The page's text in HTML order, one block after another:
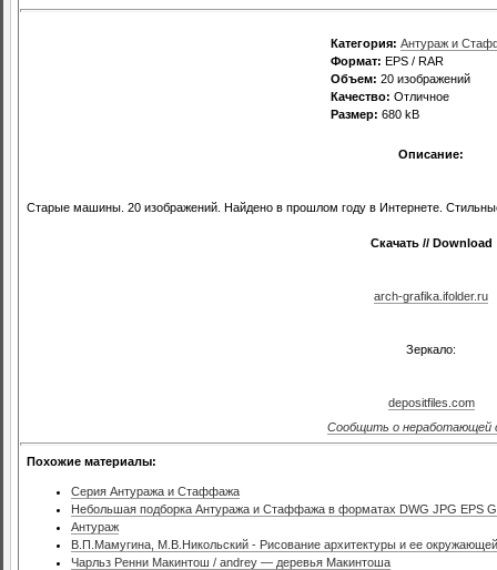
Категория: Антураж и
Формат: EPS / RAR
Объем: 20 изображений
Качество: Отличное
Размер: 680 kB
Описание:
Cтарые машины. 20 изображений. Найдено в прошлом году в Интернете.
Скачать // Download
arch-grafika.ifolder.ru
Зеркало:
depositfiles.com
Сообщить о неработающей
Похожие материалы:
Серия Антуража и Стаффажа
Небольшая подборка Антуража и Стаффажа в форматах DWG JPG EPS
Антураж
В.П.Мамугина, М.В.Никольский - Рисование архитектуры и ее
Чарльз Ренни Макинтош / andrey — деревья Макинтоша